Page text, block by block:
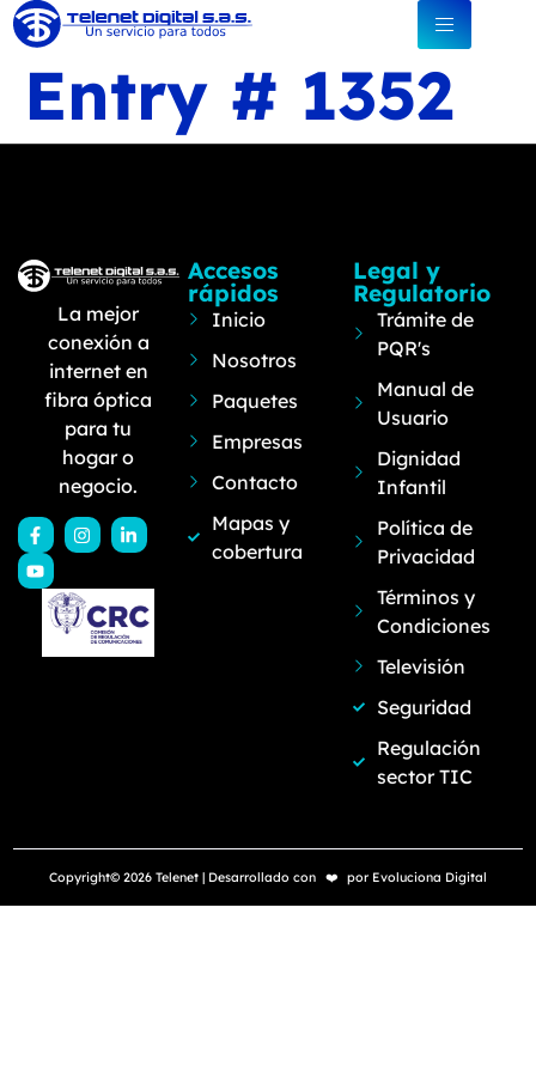
Entry # 1352
La mejor
conexión a
internet en
fibra óptica
para tu
hogar o
negocio.
Accesos
rápidos
Inicio
Nosotros
Paquetes
Empresas
Contacto
Mapas y
cobertura
Legal y
Regulatorio
Trámite de
PQR's
Manual de
Usuario
Dignidad
Infantil
Política de
Privacidad
Términos y
Condiciones
Televisión
Seguridad
Regulación
sector TIC
Copyright© 2026 Telenet | Desarrollado con ❤️ por Evoluciona Digital